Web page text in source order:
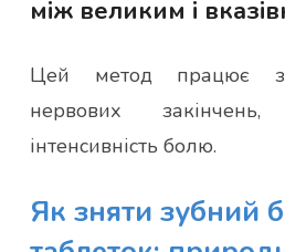
між великим і
Цей метод працює
нервових
інтенсивність болю.
Як зняти зубний